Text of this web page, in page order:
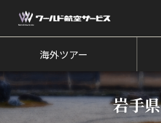
海外ツアー
国内ツアー
クルーズツアー
海外ツアー
岩手県